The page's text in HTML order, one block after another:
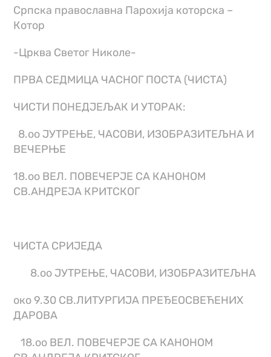
Српска православна Парохија которска –
Котор
-Црква Светог Николе-
ПРВА СЕДМИЦА ЧАСНОГ ПОСТА (ЧИСТА)
ЧИСТИ ПОНЕДЈЕЉАК И УТОРАК:
8.оо ЈУТРЕЊЕ, ЧАСОВИ, ИЗОБРАЗИТЕЉНА И
ВЕЧЕРЊЕ
18.оо ВЕЛ. ПОВЕЧЕРЈЕ СА КАНОНОМ
СВ.АНДРЕЈА КРИТСКОГ
ЧИСТА СРИЈЕДА
8.оо ЈУТРЕЊЕ, ЧАСОВИ, ИЗОБРАЗИТЕЉНА
око 9.30 СВ.ЛИТУРГИЈА ПРЕЂЕОСВЕЋЕНИХ
ДАРОВА
18.оо ВЕЛ. ПОВЕЧЕРЈЕ СА КАНОНОМ